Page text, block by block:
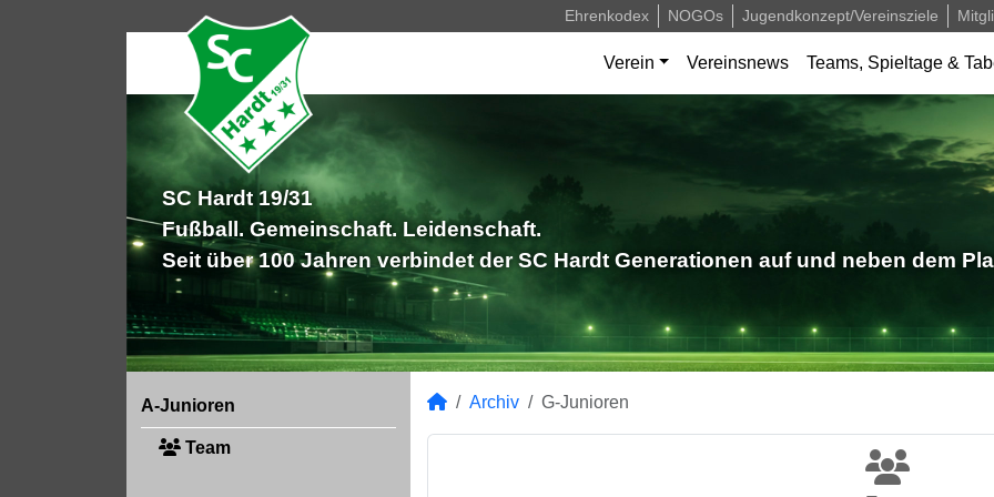
Ehrenkodex NOGOs Jugendkonzept/Vereinsziele
Verein Vereinsnews Teams, Spieltage &
SC Hardt 19/31
Fußball. Gemeinschaft. Leidenschaft.
Seit über 100 Jahren verbindet der SC Hardt Generationen auf und neben dem
A-Junioren
Team
Archiv G-Junioren